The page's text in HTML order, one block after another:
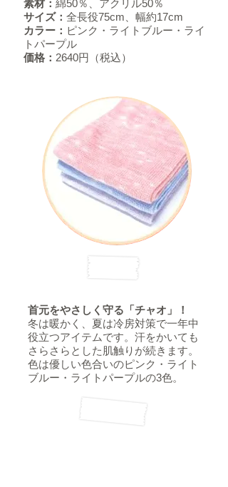
素材： 綿50％、アクリル50％
サイズ： 全長役75cm、幅約17cm
カラー： ピンク・ライトブルー・ライ
トパープル
価格： 2640円（税込）
首元をやさしく守る「チャオ」！
冬は暖かく、夏は冷房対策で一年中
役立つアイテムです。汗をかいても
さらさらとした肌触りが続きます。
色は優しい色合いのピンク・ライト
ブルー・ライトパープルの3色。